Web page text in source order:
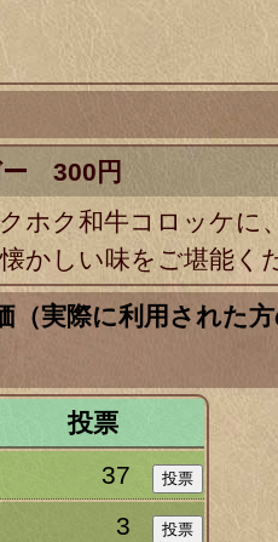
ー 300円
ホク和牛コロッケに
かしい味をご堪能く
実際に利用された方
投票
37
3